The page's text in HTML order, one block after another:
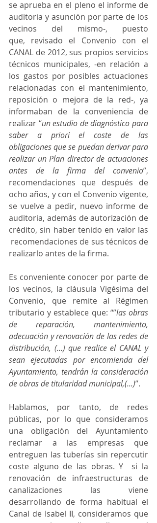
se aprueba en el pleno el informe de
auditoria y asunción por parte de los
vecinos del mismo-, puesto
que, revisado el Convenio con el
CANAL de 2012, sus propios servicios
técnicos municipales, -en relación a
los gastos por posibles actuaciones
relacionadas con el mantenimiento,
reposición o mejora de la red-, ya
informaban de la conveniencia de
realizar “un estudio de diagnóstico para
saber a priori el coste de las
obligaciones que se puedan derivar para
realizar un Plan director de actuaciones
antes de la firma del convenio”,
recomendaciones que después de
ocho años, y con el Convenio vigente,
se vuelve a pedir, nuevo informe de
auditoria, además de autorización de
crédito, sin haber tenido en valor las
recomendaciones de sus técnicos de
realizarlo antes de la firma.
Es conveniente conocer por parte de
los vecinos, la cláusula Vigésima del
Convenio, que remite al Régimen
tributario y establece que: “”las obras
de reparación, mantenimiento,
adecuación y renovación de las redes de
distribución, (…) que realice el CANAL y
sean ejecutadas por encomienda del
Ayuntamiento, tendrán la consideración
de obras de titularidad municipal,(...)”.
Hablamos, por tanto, de redes
públicas, por lo que consideramos
una obligación del Ayuntamiento
reclamar a las empresas que
entreguen las tuberías sin repercutir
coste alguno de las obras. Y  si la
renovación de infraestructuras de
canalizaciones las viene
desarrollando de forma habitual el
Canal de Isabel II, consideramos que